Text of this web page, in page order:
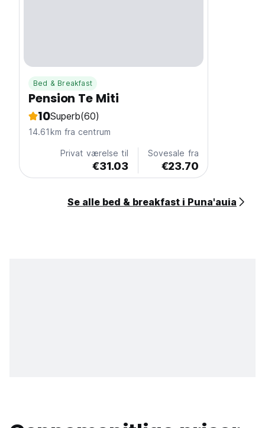
Bed & Breakfast
Pension Te Miti
10Superb(60)
14.61km fra centrum
Privat værelse til
€31.03
Sovesale fra
€23.70
Se alle bed & breakfast i Puna'auia